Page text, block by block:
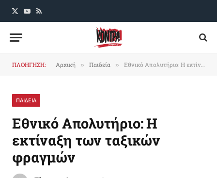
X
YouTube
RSS
ΠΛΟΗΓΗΣΗ: Αρχική » Παιδεία » Εθνικό Απολυτήριο: Η εκτίναξη των ταξικών φραγμών
ΠΑΙΔΕΙΑ
Εθνικό Απολυτήριο: Η
εκτίναξη των ταξικών
φραγμών